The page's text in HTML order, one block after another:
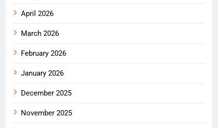
April 2026
March 2026
February 2026
January 2026
December 2025
November 2025